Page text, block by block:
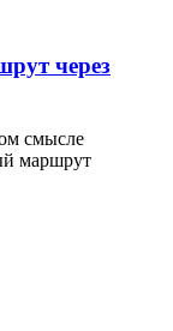
через
смысле
маршрут